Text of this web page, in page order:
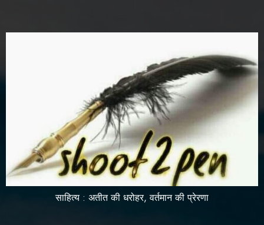
साहित्य : अतीत की धरोहर, वर्तमान की प्रेरणा